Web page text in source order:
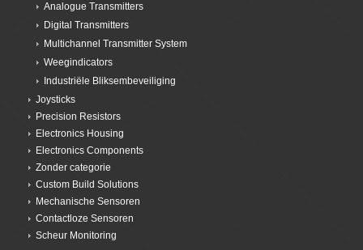
Analogue Transmitters
Digital Transmitters
Multichannel Transmitter System
Weegindicators
Industriële Bliksembeveiliging
Joysticks
Precision Resistors
Electronics Housing
Electronics Components
Zonder categorie
Custom Build Solutions
Mechanische Sensoren
Contactloze Sensoren
Scheur Monitoring